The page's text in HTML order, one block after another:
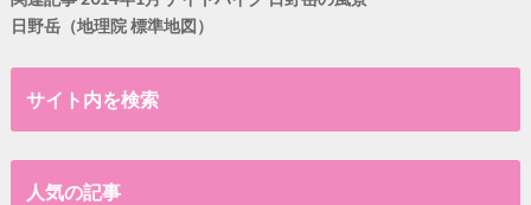
日野岳（地理院 標準地図）
サイト内を検索
人気の記事